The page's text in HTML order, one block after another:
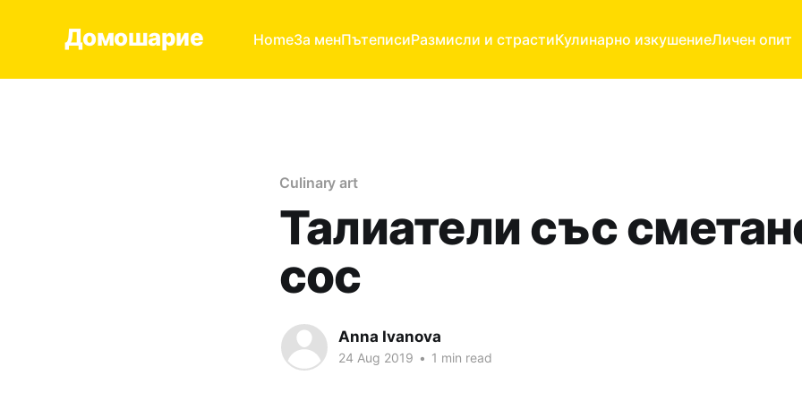
Домошарие HomeЗа менПътеписиРазмисли и страстиКулинарно изкушениеЛичен опит
Culinary art
Талиатели със
сос
Anna Ivanova
24 Aug 2019 • 1 min read